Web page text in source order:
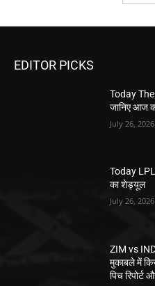
EDITOR PICKS
Today
जानिए आज
July 26, 2026
Today
का शेड्यूल
July 26, 2026
ZIM vs
मुकाबले में
पिच रिपोर्ट